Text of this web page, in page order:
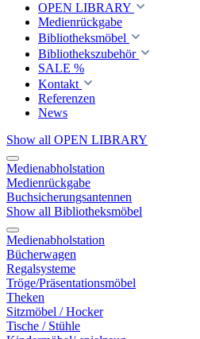
OPEN LIBRARY
Medienrückgabe
Bibliotheksmöbel
Bibliothekszubehör
SALE %
Kontakt
Referenzen
News
Show all OPEN LIBRARY
Medienabholstation
Medienrückgabe
Buchsicherungsantennen
Show all Bibliotheksmöbel
Medienabholstation
Bücherwagen
Regalsysteme
Tröge/Präsentationsmöbel
Theken
Sitzmöbel / Hocker
Tische / Stühle